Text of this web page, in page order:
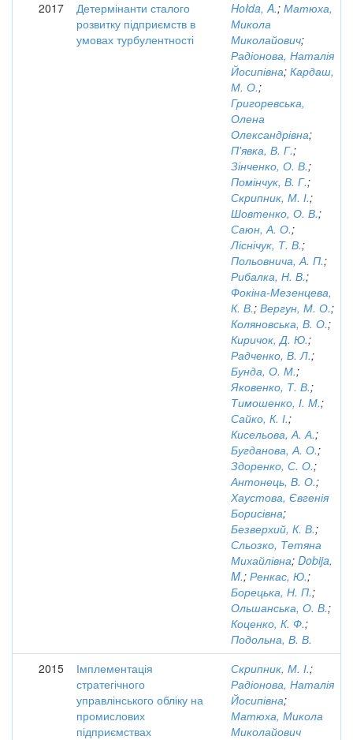
2017
Детермінанти сталого
розвитку підприємств в
умовах турбулентності
Hołda, A.; Матюха,
Микола
Миколайович;
Радіонова, Наталія
Йосипівна; Кардаш,
М. О.;
Григоревська,
Олена
Олександрівна;
П'явка, В. Г.;
Зінченко, О. В.;
Помінчук, В. Г.;
Скрипник, М. І.;
Шовтенко, О. В.;
Саюн, А. О.;
Ліснічук, Т. В.;
Польовнича, А. П.;
Рибалка, Н. В.;
Фокіна-Мезенцева,
К. В.; Вергун, М. О.;
Коляновська, В. О.;
Киричок, Д. Ю.;
Радченко, В. Л.;
Бунда, О. М.;
Яковенко, Т. В.;
Тимошенко, І. М.;
Сайко, К. І.;
Кисельова, А. А.;
Бугданова, А. О.;
Здоренко, С. О.;
Антонець, В. О.;
Хаустова, Євгенія
Борисівна;
Безверхий, К. В.;
Сльозко, Тетяна
Михайлівна; Dobija,
M.; Ренкас, Ю.;
Борецька, Н. П.;
Ольшанська, О. В.;
Коценко, К. Ф.;
Подольна, В. В.
2015
Імплементація
стратегічного
управлінського обліку на
промислових
підприємствах
Скрипник, М. І.;
Радіонова, Наталія
Йосипівна;
Матюха, Микола
Миколайович